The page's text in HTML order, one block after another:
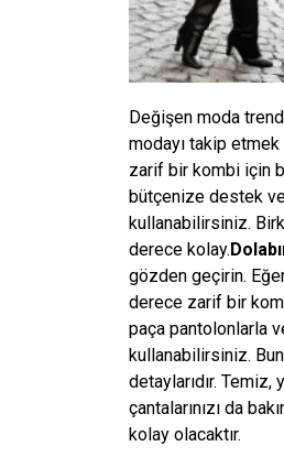
Değişen moda
modayı takip
zarif bir kombi için
bütçenize destek
kullanabilirsiniz.
derece kolay.
gözden geçirin.
derece zarif bir
paça pantolonlarla
kullanabilirsiniz.
detaylarıdır. Temiz,
çantalarınızı da
kolay olacaktır.